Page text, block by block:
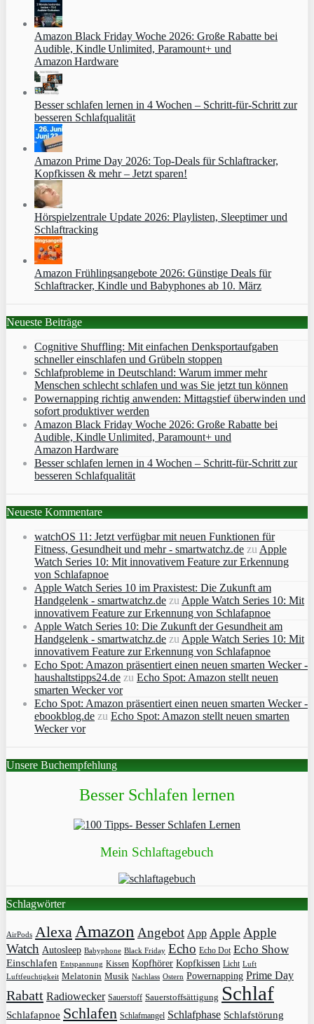
Amazon Black Friday Woche 2026: Große Rabatte bei
Audible, Kindle Unlimited, Paramount+ und
Amazon Hardware
Besser schlafen lernen in 4 Wochen – Schritt‑für‑Schritt zur
besseren Schlafqualität
Amazon Prime Day 2026: Top-Deals für Schlaftracker,
Kopfkissen & mehr – Jetzt sparen!
Hörspielzentrale Update 2026: Playlisten, Sleeptimer und
Schlaftracking
Amazon Frühlingsangebote 2026: Günstige Deals für
Schlaftracker, Kindle und Babyphones ab 10. März
Neueste Beiträge
Cognitive Shuffling: Mit einfachen Denksportaufgaben
schneller einschlafen und Grübeln stoppen
Schlafprobleme in Deutschland: Warum immer mehr
Menschen schlecht schlafen und was Sie jetzt tun können
Powernapping richtig anwenden: Mittagstief überwinden und
sofort produktiver werden
Amazon Black Friday Woche 2026: Große Rabatte bei
Audible, Kindle Unlimited, Paramount+ und
Amazon Hardware
Besser schlafen lernen in 4 Wochen – Schritt‑für‑Schritt zur
besseren Schlafqualität
Neueste Kommentare
watchOS 11: Jetzt verfügbar mit neuen Funktionen für
Fitness, Gesundheit und mehr - smartwatchz.de zu Apple
Watch Series 10: Mit innovativem Feature zur Erkennung
von Schlafapnoe
Apple Watch Series 10 im Praxistest: Die Zukunft am
Handgelenk - smartwatchz.de zu Apple Watch Series 10: Mit
innovativem Feature zur Erkennung von Schlafapnoe
Apple Watch Series 10: Die Zukunft der Gesundheit am
Handgelenk - smartwatchz.de zu Apple Watch Series 10: Mit
innovativem Feature zur Erkennung von Schlafapnoe
Echo Spot: Amazon präsentiert einen neuen smarten Wecker -
haushaltstipps24.de zu Echo Spot: Amazon stellt neuen
smarten Wecker vor
Echo Spot: Amazon präsentiert einen neuen smarten Wecker -
ebookblog.de zu Echo Spot: Amazon stellt neuen smarten
Wecker vor
Unsere Buchempfehlung
Besser Schlafen lernen
Mein Schlaftagebuch
Schlagwörter
AirPods Alexa Amazon Angebot App Apple Apple
Watch Autosleep Babyphone Black Friday Echo Echo Dot Echo Show
Einschlafen Entspannung Kissen Kopfhörer Kopfkissen Licht Luft
Luftfeuchtigkeit Melatonin Musik Nachlass Ostern Powernapping Prime Day
Rabatt Radiowecker Sauerstoff Sauerstoffsättigung Schlaf
Schlafapnoe Schlafen Schlafmangel Schlafphase Schlafstörung